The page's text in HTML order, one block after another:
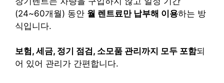
(24~60개월) 동안 월 렌트료만 납부해 이용하는 방
식입니다.
보험, 세금, 정기 점검, 소모품 관리까지 모두 포함되
어 있어 관리가 간편합니다.